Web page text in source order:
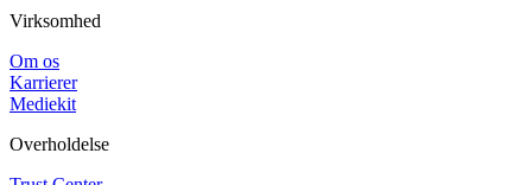
Virksomhed
Om os
Karrierer
Mediekit
Overholdelse